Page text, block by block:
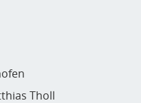
Tholl